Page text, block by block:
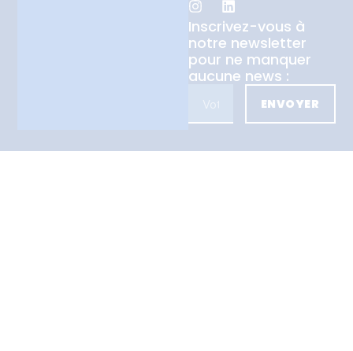
Inscrivez-vous à
notre newsletter
pour ne manquer
aucune news :
ENVOYER